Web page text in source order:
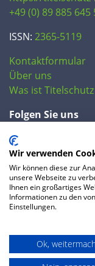
+49 (0) 89 885 645
ISSN: 2365-5119
Kontaktformular
Über uns
Was ist
Folgen Sie uns
FAQ
Wir verwenden
Wir können diese zur
unsere Webseite zu
Ihnen ein großartiges
Informationen zu den
Einstellungen.
Ok,